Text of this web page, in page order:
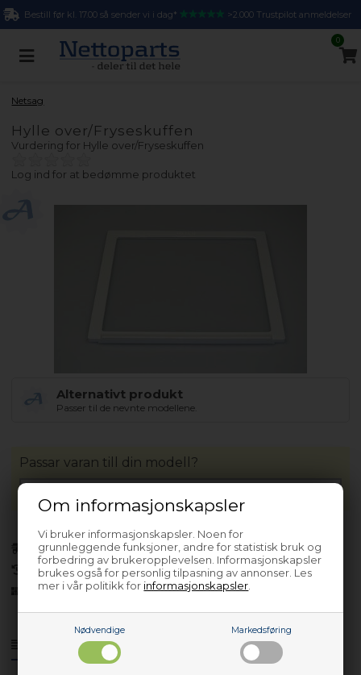
Om informasjonskapsler
Vi bruker informasjonskapsler. Noen for
grunnleggende funksjoner, andre for statistisk bruk og
forbedring av brukeropplevelsen. Informasjonskapsler
brukes også for personlig tilpasning av annonser. Les
mer i vår politikk for informasjonskapsler
Nødvendige Markedsføring
Bestill før kl. 17.00 så sender vi i dag* >2.000 Trustpilot anmeldelser
0
Netsag
Hylle over/Fryseskuffen
Vurdering for Hylle over/Fryseskuffen
Log ind for at bedømme produktet
Alternativt produkt
Passer til de nevnte modellene.
Produktinfo Spørsmål om varen?
På lager (Lev. 2-4 virkedager).
30 dagers returrett
Siden 2013
Passar varan till din modell?